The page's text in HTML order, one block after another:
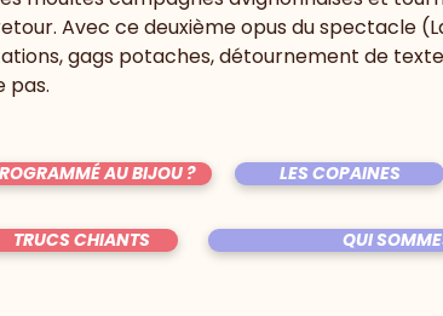
Avec ce deuxième opus du spectacle
gags potaches, détournement de
pas.
AU BIJOU ? LES COPAINES
TRUCS CHIANTS QUI